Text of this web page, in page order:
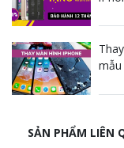
mẫu
SẢN PHẨM LIÊN